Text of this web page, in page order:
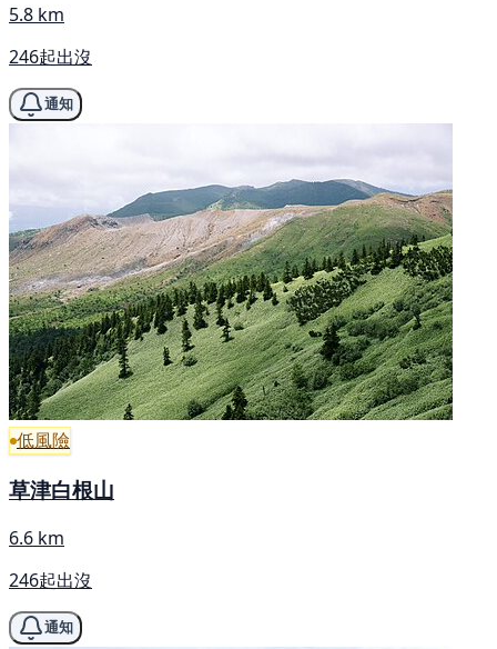
5.8 km
246起出沒
通知
低風險
草津白根山
6.6 km
246起出沒
通知